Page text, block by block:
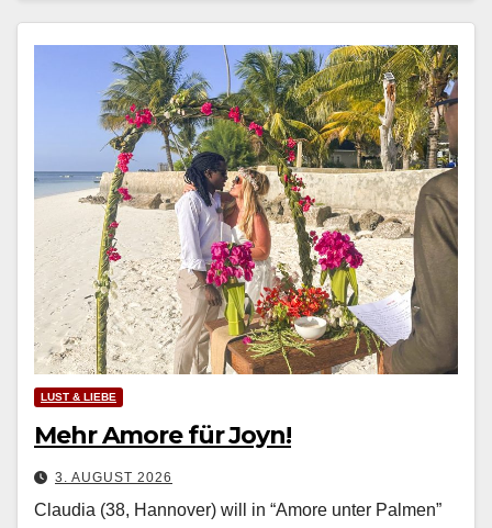
LUST & LIEBE
Mehr Amore für Joyn!
3. AUGUST 2026
Claudia (38, Hannover) will in “Amore unter Palmen”